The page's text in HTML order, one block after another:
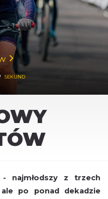
SEKUND
najmłodszy z trzech
po ponad dekadzie